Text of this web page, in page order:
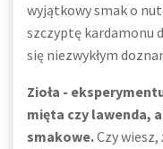
wyjątkowy smak o
szczyptę kardamonu
się niezwykłym
Zioła -
mięta czy lawenda,
smakowe.Czy